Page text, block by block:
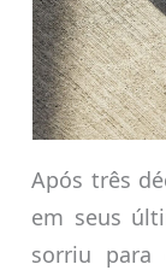
Após três
em seus
sorriu para